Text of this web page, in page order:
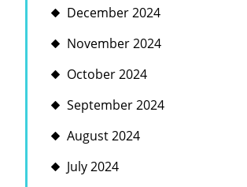
December 2024
November 2024
October 2024
September 2024
August 2024
July 2024